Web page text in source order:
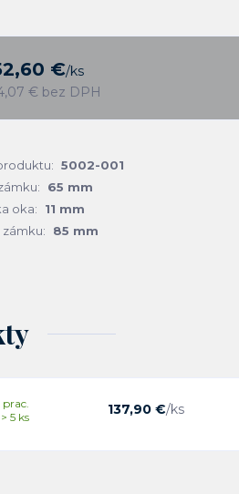
€/ks
€ bez DPH
5002-001
65 mm
oka:
11 mm
zámku:
85 mm
137,90 €/ks
5 ks